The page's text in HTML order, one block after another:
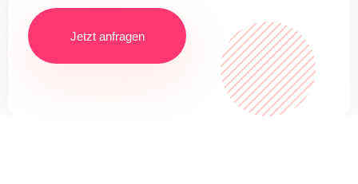
Jetzt anfragen